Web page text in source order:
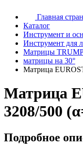
Главная
Каталог
Инструмент и
Инструмент для
Матрицы
матрицы на 30°
Матрица
Матрица
3208/500
Подробное